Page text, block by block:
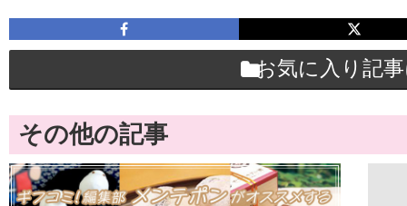
お気に入り記
その他の記事